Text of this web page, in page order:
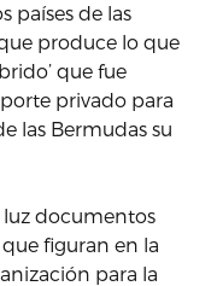
países de las
produce lo que
que fue
privado para
las Bermudas su
luz documentos
figuran en la
para la